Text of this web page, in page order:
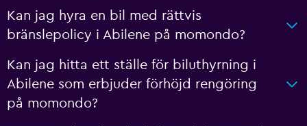
Kan jag hyra en bil med rättvis
bränslepolicy i Abilene på momondo?
Kan jag hitta ett ställe för biluthyrning i
Abilene som erbjuder förhöjd rengöring
på momondo?